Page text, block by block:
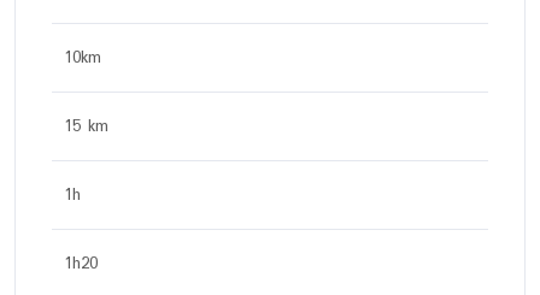
10km
15 km
1h
1h20